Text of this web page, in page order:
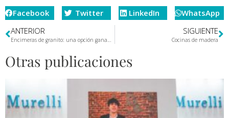
Facebook Twitter LinkedIn
WhatsApp
ANTERIOR
Encimeras de granito: una opción ganadora para tu cocina
SIGUIENTE
Cocinas de madera
Otras publicaciones